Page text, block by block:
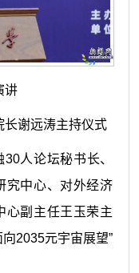
讲
长谢远涛主持仪式
人论坛秘书长、
究中心、对外经济
心副主任王玉荣主
2035元宇宙展望”